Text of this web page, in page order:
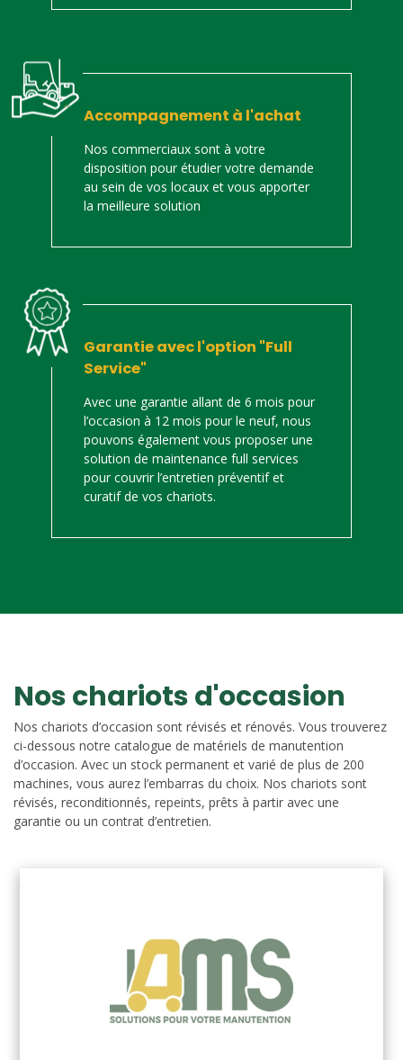
Accompagnement à l'achat
Nos commerciaux sont à votre
disposition pour étudier votre demande
au sein de vos locaux et vous apporter
la meilleure solution
Garantie avec l'option "Full
Service"
Avec une garantie allant de 6 mois pour
l’occasion à 12 mois pour le neuf, nous
pouvons également vous proposer une
solution de maintenance full services
pour couvrir l’entretien préventif et
curatif de vos chariots.
Nos chariots d'occasion
Nos chariots d’occasion sont révisés et rénovés. Vous trouverez
ci-dessous notre catalogue de matériels de manutention
d’occasion. Avec un stock permanent et varié de plus de 200
machines, vous aurez l’embarras du choix. Nos chariots sont
révisés, reconditionnés, repeints, prêts à partir avec une
garantie ou un contrat d’entretien.